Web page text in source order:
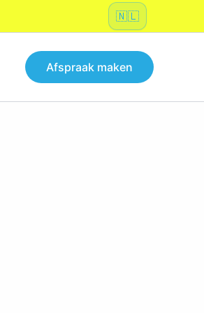
Kies
een
taal
Afspraak maken